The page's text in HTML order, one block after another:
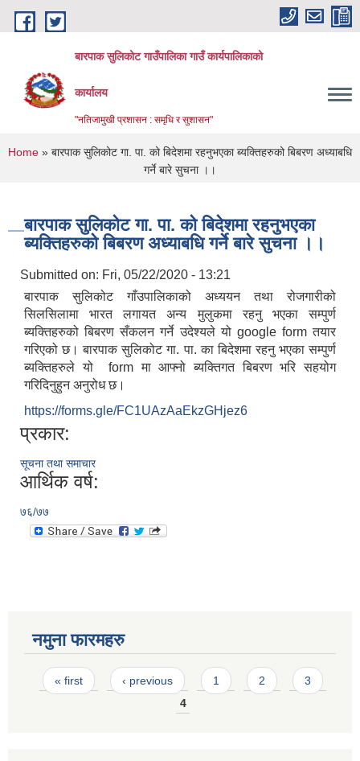
Skip to main content
बारपाक सुलिकोट गाउँपालिका गाउँ कार्यपालिकाको
कार्यालय
"नतिजामुखी प्रशासन : समृधि र सुशासन"
You are here
Home » बारपाक सुलिकोट गा. पा. को बिदेशमा रहनुभएका ब्यक्तिहरुको बिबरण अध्याबधि
गर्ने बारे सुचना ।।
बारपाक सुलिकोट गा. पा. को बिदेशमा रहनुभएका
ब्यक्तिहरुको बिबरण अध्याबधि गर्ने बारे सुचना ।।
Submitted on: Fri, 05/22/2020 - 13:21
बारपाक सुलिकोट गाँउपालिकाको अध्ययन तथा रोजगारीको
सिलसिलामा भारत लगायत अन्य मुलुकमा रहनु भएका सम्पुर्ण
ब्यक्तिहरुको बिबरण सँकलन गर्ने उदेश्यले यो google form तयार
गरिएको छ। बारपाक सुलिकोट गा. पा. का बिदेशमा रहनु भएका सम्पुर्ण
ब्यक्तिहरुले यो form मा आफ्नो ब्यक्तिगत बिबरण भरि सहयोग
गरिदिनुहुन अनुरोध छ।
https://forms.gle/FC1UAzAaEkzGHjez6
प्रकार:
सूचना तथा समाचार
आर्थिक वर्ष:
७६/७७
नमुना फारमहरु
Pages
« first ‹ previous 1 2
3
4